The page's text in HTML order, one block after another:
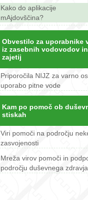
Kako do aplikacije
mAjdovščina?
Obvestilo za uporabnike
iz zasebnih vodovodov in
zajetij
Priporočila NIJZ za varno
uporabo pitne vode
Kam po pomoč ob
stiskah
Viri pomoči na področju
zasvojenosti
Mreža virov pomoči in
področju duševnega zdravja